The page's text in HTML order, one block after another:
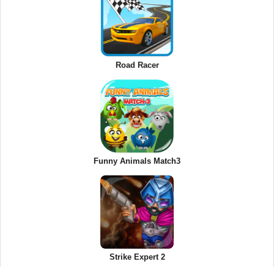
Road Racer
Funny Animals Match3
Strike Expert 2